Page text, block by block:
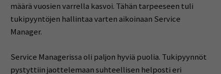
määrä vuosien varrella kasvoi. Tähän tarpeeseen tuli
tukipyyntöjen hallintaa varten aikoinaan Service
Manager.
Service Managerissa oli paljon hyviä puolia. Tukipyynnöt
pystyttiin jaottelemaan suhteellisen helposti eri